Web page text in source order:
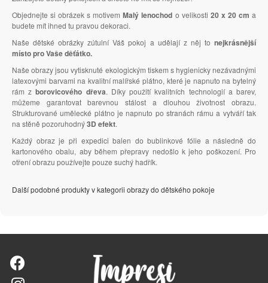
Objednejte si obrázek s motivemMalý lenochod o velikosti 20 x 20 cm a
budete mít ihned tu pravou dekoraci.
Naše dětské obrázky zútulní Váš pokoj a udělají z něj to nejkrásnější
místo pro Vaše děťátko.
Naše obrazy jsou vytisknuté ekologickým tiskem s hygienicky nezávadnými
latexovými barvami na kvalitní malířské plátno, které je napnuto na bytelný
rám zborovicového dřeva. Díky použití kvalitních technologií a barev,
můžeme garantovat barevnou stálost a dlouhou životnost obrazu.
Strukturované umělecké plátno je napnuto po stranách rámu a vytváří tak
na stěně pozoruhodný3D efekt.
Každý obraz je při expedici balen do bublinkové fólie a následně do
kartonového obalu, aby během přepravy nedošlo k jeho poškození. Pro
otření obrazu používejte pouze suchý hadřík.
Další podobné produkty v kategorii obrazy do dětského pokoje